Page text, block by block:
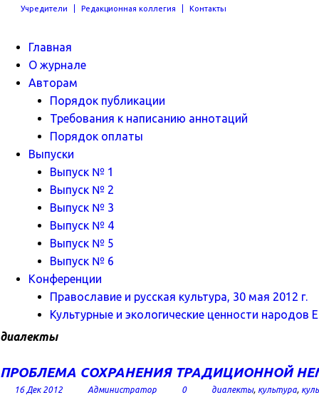
Учредители Редакционная коллегия Контакты
Главная
О журнале
Авторам
Порядок публикации
Требования к написанию аннотаций
Порядок оплаты
Выпуски
Выпуск № 1
Выпуск № 2
Выпуск № 3
Выпуск № 4
Выпуск № 5
Выпуск № 6
Конференции
Православие и русская культура, 30 мая 2012 г.
Культурные и экологические ценности народов
диалекты
ПРОБЛЕМА СОХРАНЕНИЯ ТРАДИЦИОННОЙ
16 Дек 2012 Администратор 0 диалекты, культура,